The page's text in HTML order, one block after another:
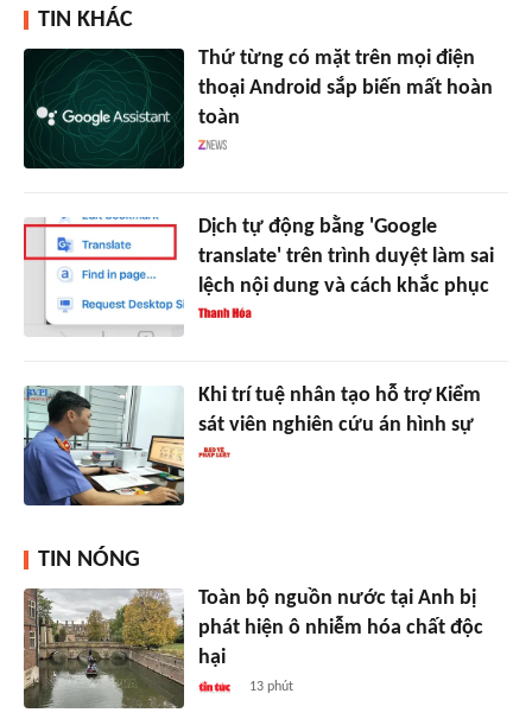
TIN KHÁC
Thứ từng có mặt trên mọi điện
thoại Android sắp biến mất hoàn
toàn
Dịch tự động bằng 'Google
translate' trên trình duyệt làm sai
lệch nội dung và cách khắc phục
Khi trí tuệ nhân tạo hỗ trợ Kiểm
sát viên nghiên cứu án hình sự
TIN NÓNG
Toàn bộ nguồn nước tại Anh bị
phát hiện ô nhiễm hóa chất độc
hại
13 phút